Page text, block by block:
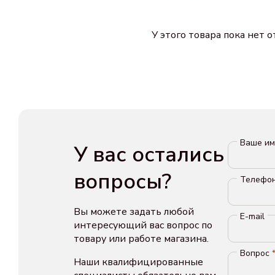
У этого товара пока нет
У вас остались
вопросы?
Вы можете задать любой
интересующий вас вопрос по
товару или работе магазина.
Наши квалифицированные
Ваше
E-mail
Вопрос *